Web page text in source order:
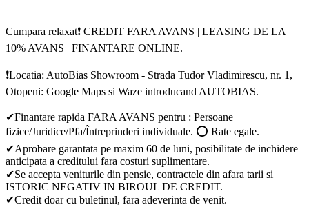
Cumpara relaxat❗ CREDIT FARA AVANS | LEASING DE LA
10% AVANS | FINANTARE ONLINE.
❗Locatia: AutoBias Showroom - Strada Tudor Vladimirescu, nr. 1,
Otopeni: Google Maps si Waze introducand AUTOBIAS.
✔Finantare rapida FARA AVANS pentru : Persoane
fizice/Juridice/Pfa/Întreprinderi individuale. ⭕ Rate egale.
✔Aprobare garantata pe maxim 60 de luni, posibilitate de inchidere
anticipata a creditului fara costuri suplimentare.
✔Se accepta veniturile din pensie, contractele din afara tarii si
ISTORIC NEGATIV IN BIROUL DE CREDIT.
✔Credit doar cu buletinul, fara adeverinta de venit.